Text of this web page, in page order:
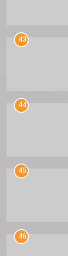
43
44
45
46